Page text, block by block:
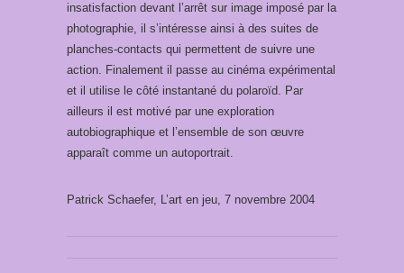
insatisfaction devant l’arrêt sur image imposé par la
photographie, il s’intéresse ainsi à des suites de
planches-contacts qui permettent de suivre une
action. Finalement il passe au cinéma expérimental
et il utilise le côté instantané du polaroïd. Par
ailleurs il est motivé par une exploration
autobiographique et l’ensemble de son œuvre
apparaît comme un autoportrait.
Patrick Schaefer, L’art en jeu, 7 novembre 2004